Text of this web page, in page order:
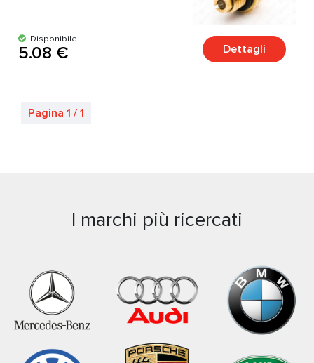
Disponibile
5.08 € Dettagli
Pagina 1 / 1
I marchi più ricercati